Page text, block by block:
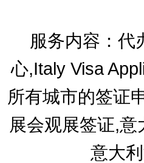
服务内容：代
心,Italy Visa
所有城市的签证
展会观展签证,
意大